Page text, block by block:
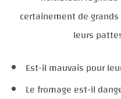
certainement de
leurs
Est-il mauvais pour
Le fromage est-il